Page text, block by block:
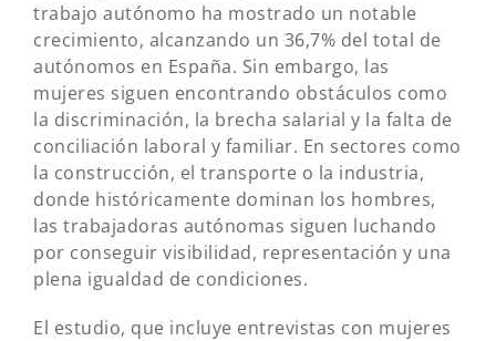
trabajo autónomo ha mostrado un notable
crecimiento, alcanzando un 36,7% del total de
autónomos en España. Sin embargo, las
mujeres siguen encontrando obstáculos como
la discriminación, la brecha salarial y la falta de
conciliación laboral y familiar. En sectores como
la construcción, el transporte o la industria,
donde históricamente dominan los hombres,
las trabajadoras autónomas siguen luchando
por conseguir visibilidad, representación y una
plena igualdad de condiciones.
El estudio, que incluye entrevistas con mujeres